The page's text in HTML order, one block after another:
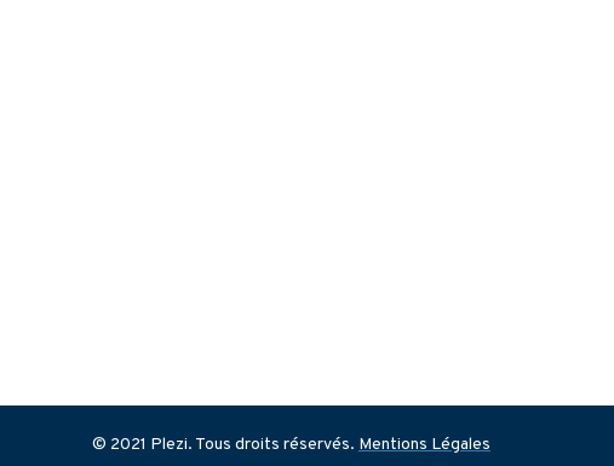
© 2021 Plezi. Tous droits réservés. Mentions Légales